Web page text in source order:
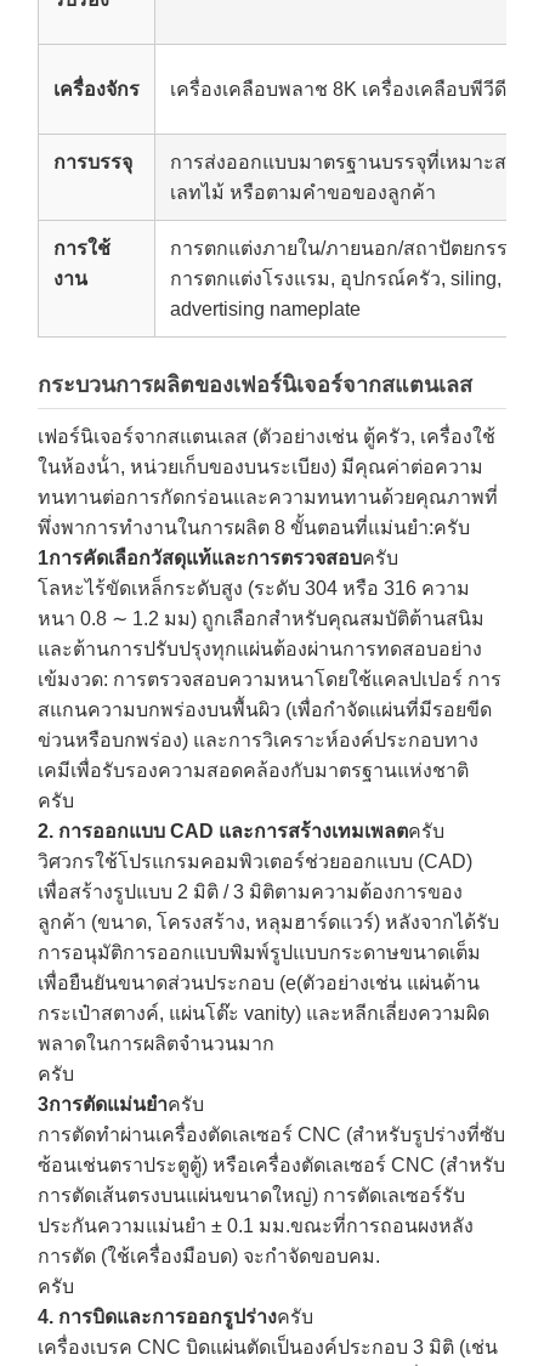
เครื่องจักร เครื่องเคลือบพลาช 8K เครื่องเคลือบพีวีดี
การบรรจุ
การส่งออกแบบมาตรฐานบรรจุที่เหมาะสมสํ
เลทไม้ หรือตามคําขอของลูกค้า
การใช้
งาน
การตกแต่งภายใน/ภายนอก/สถาปัตยกรรม/
การตกแต่งโรงแรม, อุปกรณ์ครัว, siling,
advertising nameplate
กระบวนการผลิตของเฟอร์นิเจอร์จากสแตนเลส
เฟอร์นิเจอร์จากสแตนเลส (ตัวอย่างเช่น ตู้ครัว, เครื่องใช้
ในห้องน้ํา, หน่วยเก็บของบนระเบียง) มีคุณค่าต่อความ
ทนทานต่อการกัดกร่อนและความทนทานด้วยคุณภาพที่
พึ่งพาการทํางานในการผลิต 8 ขั้นตอนที่แม่นยํา:ครับ
1การคัดเลือกวัสดุแท้และการตรวจสอบครับ
โลหะไร้ขัดเหล็กระดับสูง (ระดับ 304 หรือ 316 ความ
หนา 0.8 ∼ 1.2 มม) ถูกเลือกสําหรับคุณสมบัติต้านสนิม
และต้านการปรับปรุงทุกแผ่นต้องผ่านการทดสอบอย่าง
เข้มงวด: การตรวจสอบความหนาโดยใช้แคลปเปอร์ การ
สแกนความบกพร่องบนพื้นผิว (เพื่อกําจัดแผ่นที่มีรอยขีด
ข่วนหรือบกพร่อง) และการวิเคราะห์องค์ประกอบทาง
เคมีเพื่อรับรองความสอดคล้องกับมาตรฐานแห่งชาติ
ครับ
2. การออกแบบ CAD และการสร้างเทมเพลตครับ
วิศวกรใช้โปรแกรมคอมพิวเตอร์ช่วยออกแบบ (CAD)
เพื่อสร้างรูปแบบ 2 มิติ / 3 มิติตามความต้องการของ
ลูกค้า (ขนาด, โครงสร้าง, หลุมฮาร์ดแวร์) หลังจากได้รับ
การอนุมัติการออกแบบพิมพ์รูปแบบกระดาษขนาดเต็ม
เพื่อยืนยันขนาดส่วนประกอบ (e(ตัวอย่างเช่น แผ่นด้าน
กระเป๋าสตางค์, แผ่นโต๊ะ vanity) และหลีกเลี่ยงความผิด
พลาดในการผลิตจํานวนมาก
ครับ
3การตัดแม่นยําครับ
การตัดทําผ่านเครื่องตัดเลเซอร์ CNC (สําหรับรูปร่างที่ซับ
ซ้อนเช่นตราประตูตู้) หรือเครื่องตัดเลเซอร์ CNC (สําหรับ
การตัดเส้นตรงบนแผ่นขนาดใหญ่) การตัดเลเซอร์รับ
ประกันความแม่นยํา ± 0.1 มม.ขณะที่การถอนผงหลัง
การตัด (ใช้เครื่องมือบด) จะกําจัดขอบคม.
ครับ
4. การบิดและการออกรูปร่างครับ
เครื่องเบรค CNC บิดแผ่นตัดเป็นองค์ประกอบ 3 มิติ (เช่น